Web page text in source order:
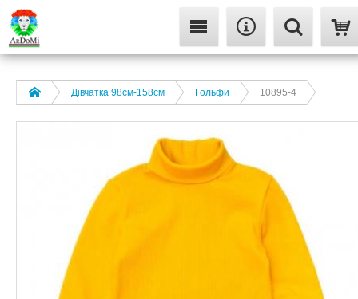
Дівчатка 98cм-158см Гольфи 10895-4